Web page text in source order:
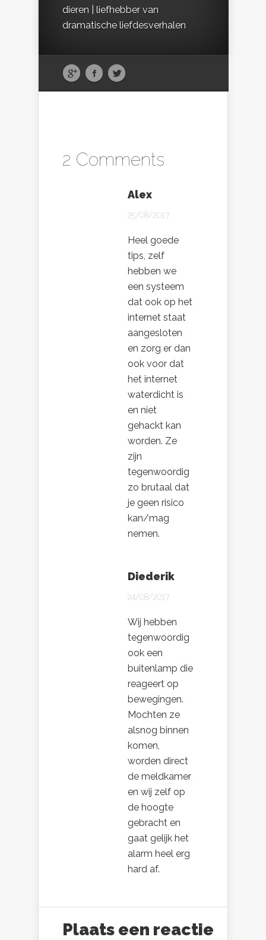
dieren | liefhebber van
dramatische liefdesverhalen
2 Comments
Alex
25/08/2017
Heel goede
tips, zelf
hebben we
een systeem
dat ook op het
internet staat
aangesloten
en zorg er dan
ook voor dat
het internet
waterdicht is
en niet
gehackt kan
worden. Ze
zijn
tegenwoordig
zo brutaal dat
je geen risico
kan/mag
nemen.
Diederik
24/08/2017
Wij hebben
tegenwoordig
ook een
buitenlamp die
reageert op
bewegingen.
Mochten ze
alsnog binnen
komen,
worden direct
de meldkamer
en wij zelf op
de hoogte
gebracht en
gaat gelijk het
alarm heel erg
hard af.
Plaats een reactie